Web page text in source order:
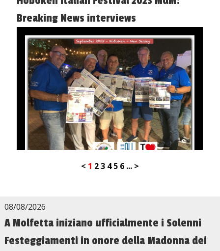
Breaking News interviews
< 1 23 4 5 6 ... >
08/08/2026
A Molfetta iniziano ufficialmente i Solenni
Festeggiamenti in onore della Madonna dei